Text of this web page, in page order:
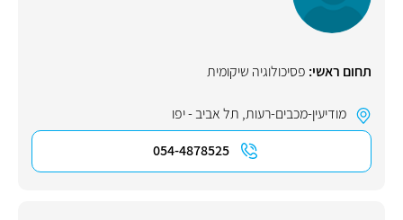
תחום ראשי: פסיכולוגיה שיקומית
מודיעין-מכבים-רעות, תל אביב - יפו
054-4878525